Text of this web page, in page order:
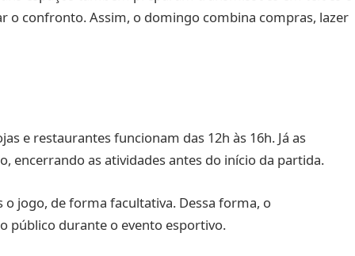
o confronto. Assim, o domingo combina compras, lazer
e restaurantes funcionam das 12h às 16h. Já as
encerrando as atividades antes do início da partida.
jogo, de forma facultativa. Dessa forma, o
público durante o evento esportivo.